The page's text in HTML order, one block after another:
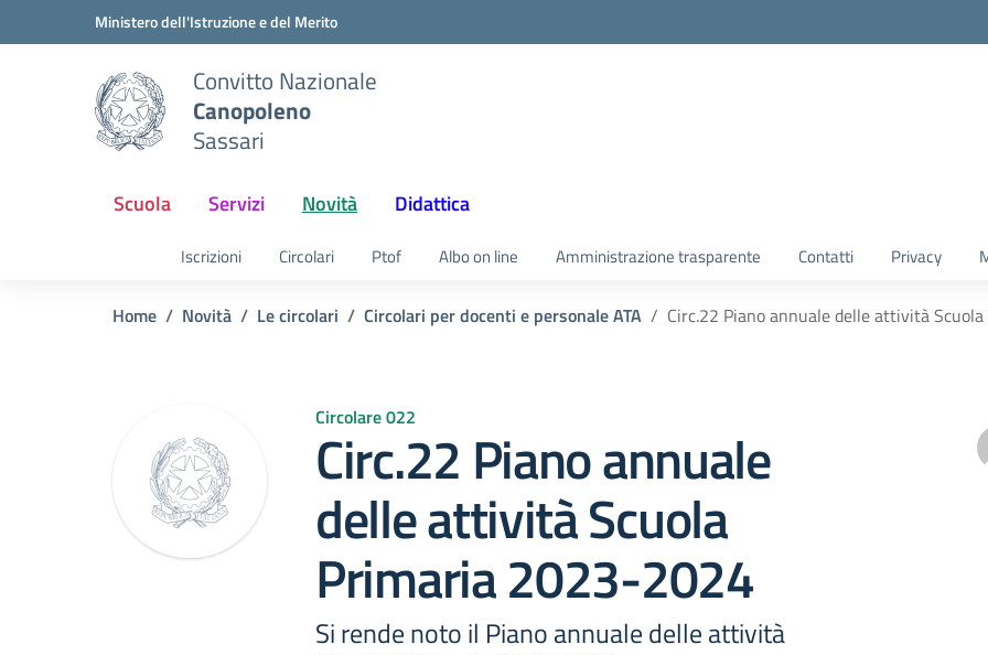
Vai ai contenuti
Vai al menu di navigazioneMinistero dell'Istruzione e del Merito
Convitto Nazionale
Canopoleno
Sassari
Scuola Servizi Novità Didattica
Iscrizioni Circolari Ptof Albo on line Amministrazione trasparente Contatti Privacy
Home Novità Le circolari Circolari per docenti e personale ATA Circ.22 Piano annuale delle attività
Circolare 022
Circ.22 Piano annuale
delle attività Scuola
Primaria 2023-2024
Si rende noto il Piano annuale delle attività